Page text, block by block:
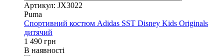
Артикул: JX3022
Puma
Спортивний костюм Adidas SST Disney Kids Originals
дитячий
1 490 грн
В наявності